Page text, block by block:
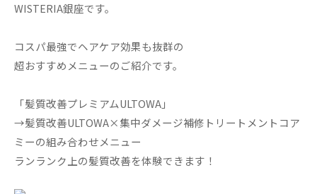
WISTERIA銀座です。
コスパ最強でヘアケア効果も抜群の
超おすすめメニューのご紹介です。
「髪質改善プレミアムULTOWA」
→髪質改善ULTOWA×集中ダメージ補修トリートメントコア
ミーの組み合わせメニュー
ランランク上の髪質改善を体験できます！